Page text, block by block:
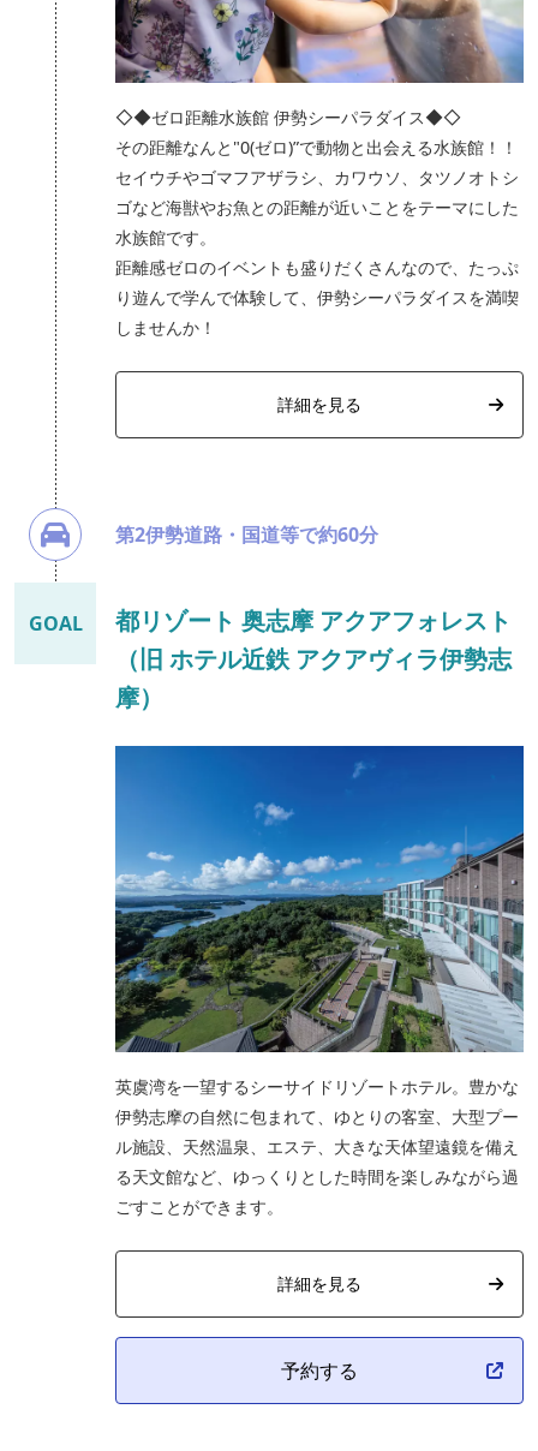
◇◆ゼロ距離水族館 伊勢シーパラダイス◆◇
その距離なんと"0(ゼロ)”で動物と出会える水族館！！
セイウチやゴマフアザラシ、カワウソ、タツノオトシ
ゴなど海獣やお魚との距離が近いことをテーマにした
水族館です。
距離感ゼロのイベントも盛りだくさんなので、たっぷ
り遊んで学んで体験して、伊勢シーパラダイスを満喫
しませんか！
詳細を見る
第2伊勢道路・国道等で約60分
GOAL
都リゾート 奥志摩 アクアフォレスト
（旧 ホテル近鉄 アクアヴィラ伊勢志
摩）
英虞湾を一望するシーサイドリゾートホテル。豊かな
伊勢志摩の自然に包まれて、ゆとりの客室、大型プー
ル施設、天然温泉、エステ、大きな天体望遠鏡を備え
る天文館など、ゆっくりとした時間を楽しみながら過
ごすことができます。
詳細を見る
予約する